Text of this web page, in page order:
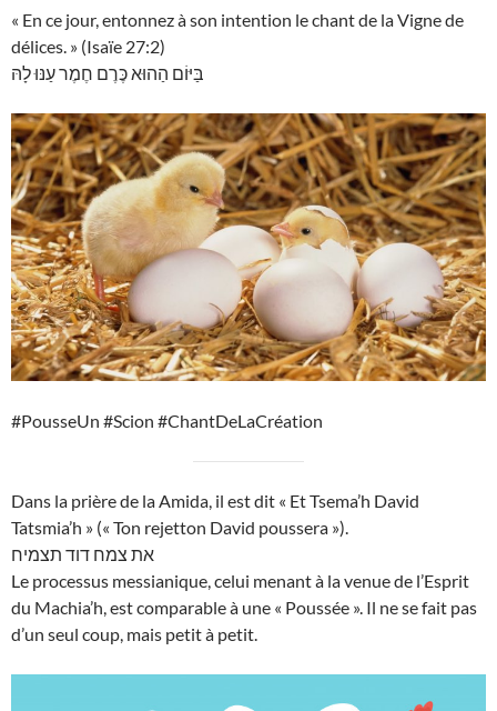
« En ce jour, entonnez à son intention le chant de la Vigne de
délices. » (Isaïe 27:2)
בַּיּוֹם הַהוּא כֶּרֶם חֶמֶר עַנּוּ לָהּ
#PousseUn #Scion #ChantDeLaCréation
Dans la prière de la Amida, il est dit « Et Tsema’h David
Tatsmia’h » (« Ton rejetton David poussera »).
את צמח דוד תצמיח
Le processus messianique, celui menant à la venue de l’Esprit
du Machia’h, est comparable à une « Poussée ». Il ne se fait pas
d’un seul coup, mais petit à petit.